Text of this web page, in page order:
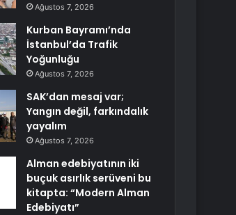
Ağustos 7, 2026
Kurban Bayramı’nda
İstanbul’da Trafik
Yoğunluğu
Ağustos 7, 2026
SAK’dan mesaj var;
Yangın değil, farkındalık
yayalım
Ağustos 7, 2026
Alman edebiyatının iki
buçuk asırlık serüveni bu
kitapta: “Modern Alman
Edebiyatı”